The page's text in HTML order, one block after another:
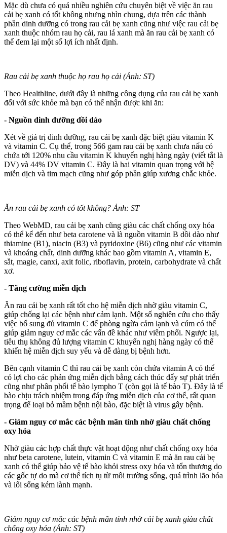
Mặc dù chưa có quá nhiều nghiên cứu chuyên biệt về việc ăn rau
cải bẹ xanh có tốt không nhưng nhìn chung, dựa trên các thành
phần dinh dưỡng có trong rau cải bẹ xanh cũng như việc rau cải bẹ
xanh thuộc nhóm rau họ cải, rau lá xanh mà ăn rau cải bẹ xanh có
thể đem lại một số lợi ích nhất định.
Rau cải bẹ xanh thuộc họ rau họ cải (Ảnh: ST)
Theo Healthline, dưới đây là những công dụng của rau cải bẹ xanh
đối với sức khỏe mà bạn có thể nhận được khi ăn:
- Nguồn dinh dưỡng dồi dào
Xét về giá trị dinh dưỡng, rau cải bẹ xanh đặc biệt giàu vitamin K
và vitamin C. Cụ thể, trong 566 gam rau cải bẹ xanh chưa nấu có
chứa tới 120% nhu cầu vitamin K khuyến nghị hàng ngày (viết tắt là
DV) và 44% DV vitamin C. Đây là hai vitamin quan trọng với hệ
miễn dịch và tim mạch cũng như góp phần giúp xương chắc khỏe.
Ăn rau cải bẹ xanh có tốt không? Ảnh: ST
Theo WebMD, rau cải bẹ xanh cũng giàu các chất chống oxy hóa
có thể kể đến như beta carotene và là nguồn vitamin B dồi dào như
thiamine (B1), niacin (B3) và pyridoxine (B6) cũng như các vitamin
và khoáng chất, dinh dưỡng khác bao gồm vitamin A, vitamin E,
sắt, magie, canxi, axit folic, riboflavin, protein, carbohydrate và chất
xơ.
- Tăng cường miễn dịch
Ăn rau cải bẹ xanh rất tốt cho hệ miễn dịch nhờ giàu vitamin C,
giúp chống lại các bệnh như cảm lạnh. Một số nghiên cứu cho thấy
việc bổ sung đủ vitamin C để phòng ngừa cảm lạnh và cúm có thể
giúp giảm nguy cơ mắc các vấn đề khác như viêm phổi. Ngược lại,
tiêu thụ không đủ lượng vitamin C khuyến nghị hàng ngày có thể
khiến hệ miễn dịch suy yếu và dễ dàng bị bệnh hơn.
Bên cạnh vitamin C thì rau cải bẹ xanh còn chứa vitamin A có thể
có lợi cho các phản ứng miễn dịch bằng cách thúc đẩy sự phát triển
cũng như phân phối tế bào lympho T (còn gọi là tế bào T). Đây là tế
bào chịu trách nhiệm trong đáp ứng miễn dịch của c‌ơ th‌ể, rất quan
trọng để loại bỏ mầm bệnh nội bào, đặc biệt là virus gây bệnh.
- Giảm nguy cơ mắc các bệnh mãn tính nhờ giàu chất chống
oxy hóa
Nhờ giàu các hợp chất thực vật hoạt động như chất chống oxy hóa
như beta carotene, lutein, vitamin C và vitamin E mà ăn rau cải bẹ
xanh có thể giúp bảo vệ tế bào khỏi stress oxy hóa và tổn thương do
các gốc tự do mà c‌ơ th‌ể tích tụ từ môi trường sống, quá trình lão hóa
và lối sống kém lành mạnh.
Giảm nguy cơ mắc các bệnh mãn tính nhờ cải bẹ xanh giàu chất
chống oxy hóa (Ảnh: ST)